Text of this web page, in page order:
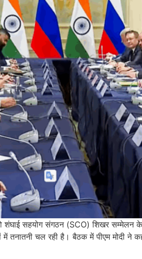
शंघाई सहयोग संगठन (SCO) शिखर
तनातनी चल रही है। बैठक में पीएम मोदी ने